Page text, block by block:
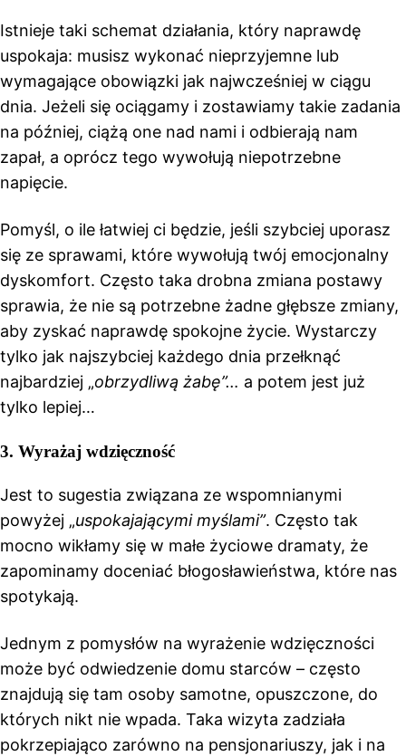
Istnieje taki schemat działania, który naprawdę
uspokaja: musisz wykonać nieprzyjemne lub
wymagające obowiązki jak najwcześniej w ciągu
dnia. Jeżeli się ociągamy i zostawiamy takie zadania
na później, ciążą one nad nami i odbierają nam
zapał, a oprócz tego wywołują niepotrzebne
napięcie.
Pomyśl, o ile łatwiej ci będzie, jeśli szybciej uporasz
się ze sprawami, które wywołują twój emocjonalny
dyskomfort. Często taka drobna zmiana postawy
sprawia, że nie są potrzebne żadne głębsze zmiany,
aby zyskać naprawdę spokojne życie. Wystarczy
tylko jak najszybciej każdego dnia przełknąć
najbardziej „obrzydliwą żabę”… a potem jest już
tylko lepiej…
3. Wyrażaj wdzięczność
Jest to sugestia związana ze wspomnianymi
powyżej „uspokajającymi myślami”. Często tak
mocno wikłamy się w małe życiowe dramaty, że
zapominamy doceniać błogosławieństwa, które nas
spotykają.
Jednym z pomysłów na wyrażenie wdzięczności
może być odwiedzenie domu starców – często
znajdują się tam osoby samotne, opuszczone, do
których nikt nie wpada. Taka wizyta zadziała
pokrzepiająco zarówno na pensjonariuszy, jak i na